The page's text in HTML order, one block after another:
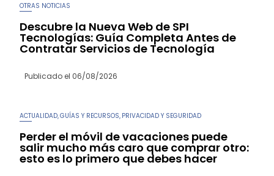
OTRAS NOTICIAS
Descubre la Nueva Web de SPI
Tecnologías: Guía Completa Antes de
Contratar Servicios de Tecnología
Publicado el 06/08/2026
ACTUALIDAD ,GUÍAS Y RECURSOS PRIVACIDAD Y SEGURIDAD
Perder el móvil de vacaciones puede
salir mucho más caro que comprar otro:
esto es lo primero que debes hacer